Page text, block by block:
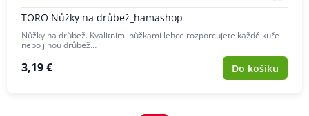
TORO Nůžky na drůbež_hamashop
Nůžky na drůbež. Kvalitními nůžkami lehce rozporcujete každé kuře
nebo jinou drůbež…
3,19 € Do košíku